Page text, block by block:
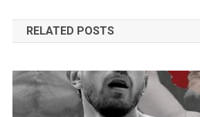
de
entradas
RELATED POSTS